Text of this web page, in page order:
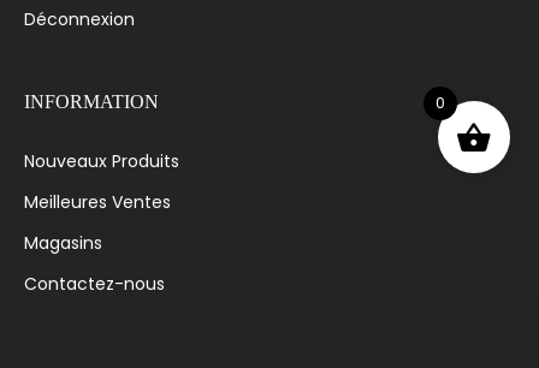
Déconnexion
INFORMATION
Nouveaux Produits
Meilleures Ventes
Magasins
Contactez-nous
0